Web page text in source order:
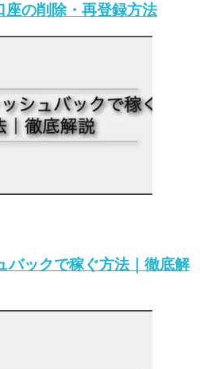
の削除・再登録方法
バックで稼ぐ方法｜徹底解